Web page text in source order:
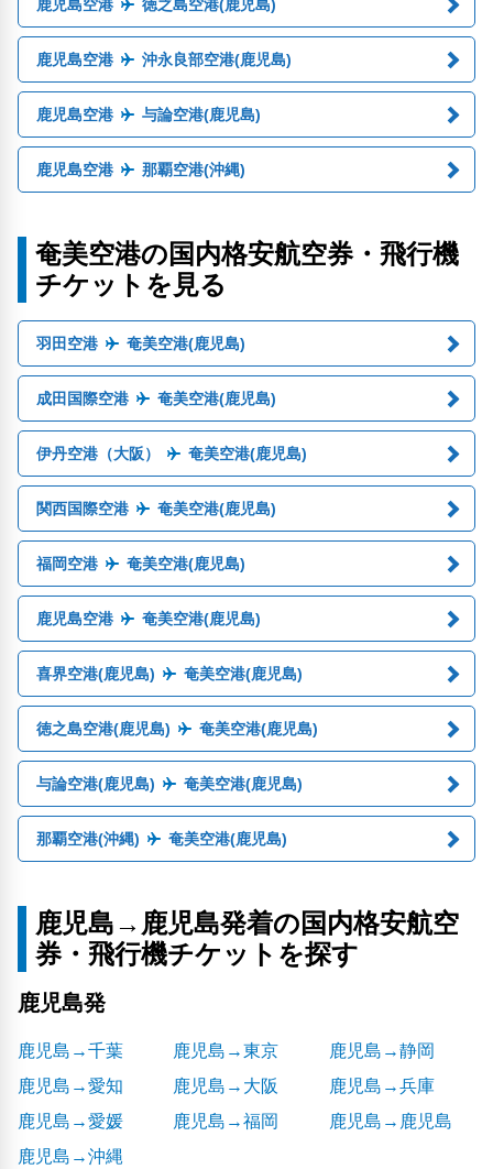
鹿児島空港 徳之島空港(鹿児島)
鹿児島空港 沖永良部空港(鹿児島)
鹿児島空港 与論空港(鹿児島)
鹿児島空港 那覇空港(沖縄)
奄美空港の国内格安航空券・飛行機
チケットを見る
羽田空港 奄美空港(鹿児島)
成田国際空港 奄美空港(鹿児島)
伊丹空港（大阪） 奄美空港(鹿児島)
関西国際空港 奄美空港(鹿児島)
福岡空港 奄美空港(鹿児島)
鹿児島空港 奄美空港(鹿児島)
喜界空港(鹿児島) 奄美空港(鹿児島)
徳之島空港(鹿児島) 奄美空港(鹿児島)
与論空港(鹿児島) 奄美空港(鹿児島)
那覇空港(沖縄) 奄美空港(鹿児島)
鹿児島→鹿児島発着の国内格安航空
券・飛行機チケットを探す
鹿児島発
鹿児島→千葉 鹿児島→東京
鹿児島→静岡
鹿児島→愛知
鹿児島→大阪
鹿児島→兵庫
鹿児島→愛媛
鹿児島→福岡
鹿児島→鹿児島
鹿児島→沖縄